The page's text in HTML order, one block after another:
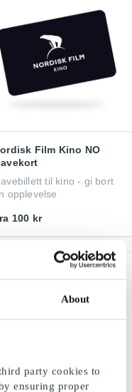
About
party cookies to
ensuring proper
Film Kino NO
til kino - gi bort
opplevelse
100 kr